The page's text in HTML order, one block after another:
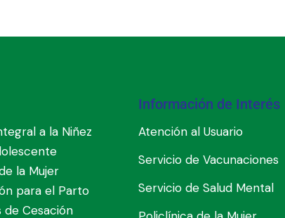
a la Niñez
la Mujer
para el Parto
de Cesación
Información de Interés
Atención al Usuario
Servicio de Vacunaciones
Servicio de Salud Mental